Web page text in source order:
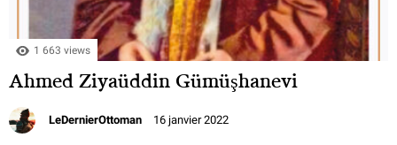
1 663 views
Ahmed Ziyaüddin Gümüşhanevi
LeDernierOttoman 16 janvier 2022